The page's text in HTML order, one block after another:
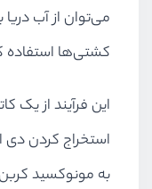
می‌توان از آب
کشتی‌ها استفاده
این فرآیند از یک
استخراج کردن دی
به مونوکسید